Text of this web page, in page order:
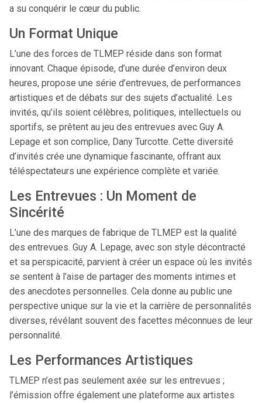
a su conquérir le cœur du public.
Un Format Unique
L’une des forces de TLMEP réside dans son format
innovant. Chaque épisode, d’une durée d’environ deux
heures, propose une série d’entrevues, de performances
artistiques et de débats sur des sujets d’actualité. Les
invités, qu’ils soient célèbres, politiques, intellectuels ou
sportifs, se prêtent au jeu des entrevues avec Guy A.
Lepage et son complice, Dany Turcotte. Cette diversité
d’invités crée une dynamique fascinante, offrant aux
téléspectateurs une expérience complète et variée.
Les Entrevues : Un Moment de
Sincérité
L’une des marques de fabrique de TLMEP est la qualité
des entrevues. Guy A. Lepage, avec son style décontracté
et sa perspicacité, parvient à créer un espace où les invités
se sentent à l’aise de partager des moments intimes et
des anecdotes personnelles. Cela donne au public une
perspective unique sur la vie et la carrière de personnalités
diverses, révélant souvent des facettes méconnues de leur
personnalité.
Les Performances Artistiques
TLMEP n’est pas seulement axée sur les entrevues ;
l’émission offre également une plateforme aux artistes